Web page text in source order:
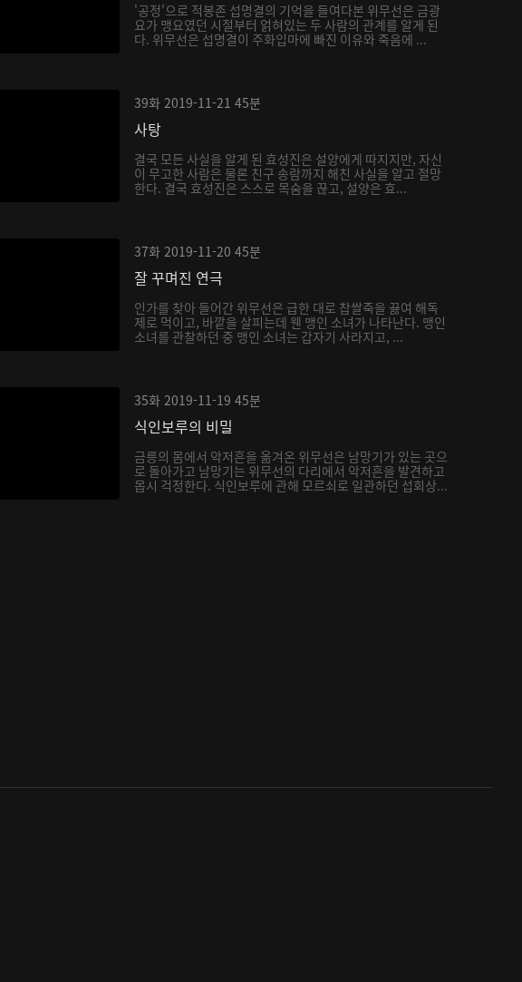
'공정'으로 적봉존 섭명결의 기억을 들여다본 위무선은 금광
요가 맹요였던 시절부터 얽혀있는 두 사람의 관계를 알게 된
다. 위무선은 섭명결이 주화입마에 빠진 이유와 죽음에 ...
39화 2019-11-21 45분
사탕
결국 모든 사실을 알게 된 효성진은 설양에게 따지지만, 자신
이 무고한 사람은 물론 친구 송람까지 해친 사실을 알고 절망
한다. 결국 효성진은 스스로 목숨을 끊고, 설양은 효...
37화 2019-11-20 45분
잘 꾸며진 연극
인가를 찾아 들어간 위무선은 급한 대로 찹쌀죽을 끓여 해독
제로 먹이고, 바깥을 살피는데 웬 맹인 소녀가 나타난다. 맹인
소녀를 관찰하던 중 맹인 소녀는 갑자기 사라지고, ...
35화 2019-11-19 45분
식인보루의 비밀
금릉의 몸에서 악저흔을 옮겨온 위무선은 남망기가 있는 곳으
로 돌아가고 남망기는 위무선의 다리에서 악저흔을 발견하고
몹시 걱정한다. 식인보루에 관해 모르쇠로 일관하던 섭회상...